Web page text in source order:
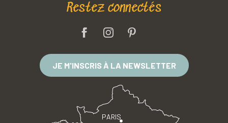
Restez connectés
JE M'INSCRIS À LA NEWSLETTER
PARIS